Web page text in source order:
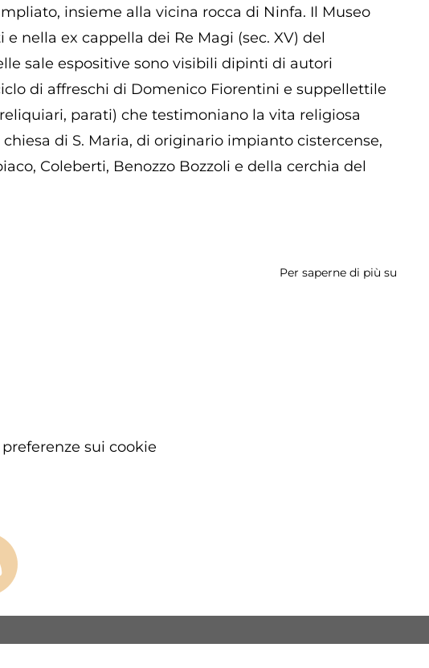
insieme alla vicina rocca di Ninfa. Il Museo
nella ex cappella dei Re Magi (sec. XV) del
sale espositive sono visibili dipinti di autori
di affreschi di Domenico Fiorentini e suppellettile
parati) che testimoniano la vita religiosa
di S. Maria, di originario impianto cistercense,
Coleberti, Benozzo Bozzoli e della cerchia del
Per saperne di più su
sui cookie